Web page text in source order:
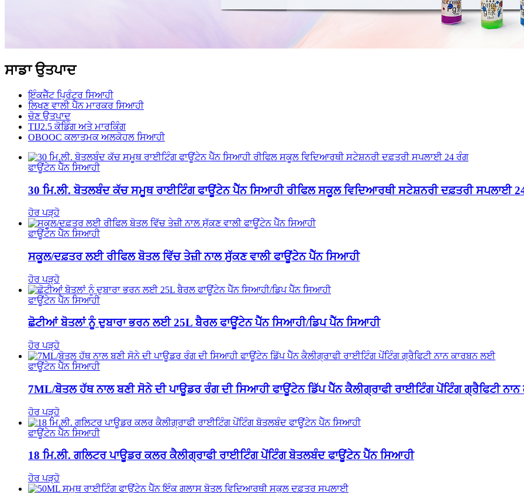
ਸਾਡਾ ਉਤਪਾਦ
ਇੰਕਜੈੱਟ ਪ੍ਰਿੰਟਰ ਸਿਆਹੀ
ਲਿਖਣ ਵਾਲੀ ਪੈੱਨ ਮਾਰਕਰ ਸਿਆਹੀ
ਚੋਣ ਉਤਪਾਦ
TIJ2.5 ਕੋਡਿੰਗ ਅਤੇ ਮਾਰਕਿੰਗ
OBOOC ਕਲਾਤਮਕ ਅਲਕੋਹਲ ਸਿਆਹੀ
ਫਾਊਂਟੇਨ ਪੈੱਨ ਸਿਆਹੀ
30 ਮਿ.ਲੀ. ਬੋਤਲਬੰਦ ਕੱਚ ਸਮੂਥ ਰਾਈਟਿੰਗ ਫਾਊਂਟੇਨ ਪੈੱਨ ਸਿਆਹੀ ਰੀਫਿਲ ਸਕੂਲ ਵਿਦਿਆਰਥੀ ਸਟੇਸ਼ਨਰੀ ਦਫ਼ਤਰੀ ਸਪਲਾਈ
ਹੋਰ ਪੜ੍ਹੋ
ਫਾਊਂਟੇਨ ਪੈੱਨ ਸਿਆਹੀ
ਸਕੂਲ/ਦਫ਼ਤਰ ਲਈ ਰੀਫਿਲ ਬੋਤਲ ਵਿੱਚ ਤੇਜ਼ੀ ਨਾਲ ਸੁੱਕਣ ਵਾਲੀ ਫਾਊਂਟੇਨ ਪੈੱਨ ਸਿਆਹੀ
ਹੋਰ ਪੜ੍ਹੋ
ਫਾਊਂਟੇਨ ਪੈੱਨ ਸਿਆਹੀ
ਛੋਟੀਆਂ ਬੋਤਲਾਂ ਨੂੰ ਦੁਬਾਰਾ ਭਰਨ ਲਈ 25L ਬੈਰਲ ਫਾਊਂਟੇਨ ਪੈੱਨ ਸਿਆਹੀ/ਡਿਪ ਪੈੱਨ ਸਿਆਹੀ
ਹੋਰ ਪੜ੍ਹੋ
ਫਾਊਂਟੇਨ ਪੈੱਨ ਸਿਆਹੀ
7ML/ਬੋਤਲ ਹੱਥ ਨਾਲ ਬਣੀ ਸੋਨੇ ਦੀ ਪਾਊਡਰ ਰੰਗ ਦੀ ਸਿਆਹੀ ਫਾਊਂਟੇਨ ਡਿੱਪ ਪੈੱਨ ਕੈਲੀਗ੍ਰਾਫੀ ਰਾਈਟਿੰਗ ਪੇਂਟਿੰਗ ਗ੍ਰੈਫਿਟੀ
ਹੋਰ ਪੜ੍ਹੋ
ਫਾਊਂਟੇਨ ਪੈੱਨ ਸਿਆਹੀ
18 ਮਿ.ਲੀ. ਗਲਿਟਰ ਪਾਊਡਰ ਕਲਰ ਕੈਲੀਗ੍ਰਾਫੀ ਰਾਈਟਿੰਗ ਪੇਂਟਿੰਗ ਬੋਤਲਬੰਦ ਫਾਊਂਟੇਨ ਪੈੱਨ ਸਿਆਹੀ
ਹੋਰ ਪੜ੍ਹੋ